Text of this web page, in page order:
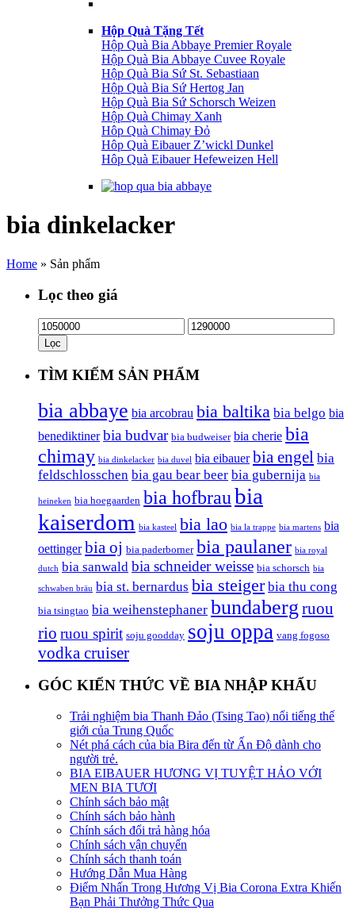
Hộp Quà Tặng Tết
Hộp Quà Bia Abbaye Premier Royale
Hộp Quà Bia Abbaye Cuvee Royale
Hộp Quà Bia Sứ St. Sebastiaan
Hộp Quà Bia Sứ Hertog Jan
Hộp Quà Bia Sứ Schorsch Weizen
Hộp Quà Chimay Xanh
Hôp Quà Chimay Đỏ
Hôp Quà Eibauer Z’wickl Dunkel
Hôp Quà Eibauer Hefeweizen Hell
bia dinkelacker
Home » Sản phẩm
Lọc theo giá
Lọc
TÌM KIẾM SẢN PHẨM
bia abbaye bia arcobrau bia baltika bia belgo bia
benediktiner bia budvar bia budweiser bia cherie bia
chimay bia dinkelacker bia duvel bia eibauer bia engel bia
feldschlosschen bia gau bear beer bia gubernija bia
heineken bia hoegaarden bia hofbraubia
kaiserdom bia kasteel bia lao bia la trappe bia martens bia
oettinger bia oj bia paderborner bia paulaner bia royal
dutch bia sanwald bia schneider weisse bia schorsch bia
schwaben bräu bia st. bernardus bia steiger bia thu cong
bia tsingtao bia weihenstephaner bundaberg ruou
rio ruou spirit soju goodday soju oppa vang fogoso
vodka cruiser
GÓC KIẾN THỨC VỀ BIA NHẬP KHẨU
Trải nghiệm bia Thanh Đảo (Tsing Tao) nổi tiếng thế
giới của Trung Quốc
Nét phá cách của bia Bira đến từ Ấn Độ dành cho
người trẻ.
BIA EIBAUER HƯƠNG VỊ TUYỆT HẢO VỚI
MEN BIA TƯƠI
Chính sách bảo mật
Chính sách bảo hành
Chính sách đổi trả hàng hóa
Chính sách vận chuyển
Chính sách thanh toán
Hướng Dẫn Mua Hàng
Điểm Nhấn Trong Hương Vị Bia Corona Extra Khiến
Bạn Phải Thưởng Thức Qua